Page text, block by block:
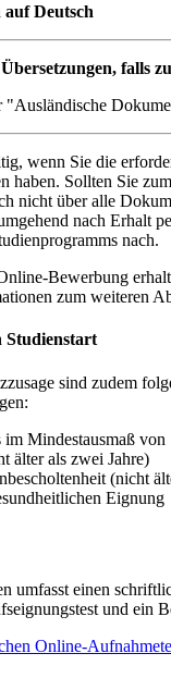
Deutsch
falls
"Ausländische
wenn Sie die
haben. Sollten Sie
nicht über alle
nach Erhalt
nach.
Bewerbung
zum weiteren
Studienstart
sind zudem
Mindestausmaß von
älter als zwei Jahre)
(nicht
Eignung
umfasst einen
und ein
Online-